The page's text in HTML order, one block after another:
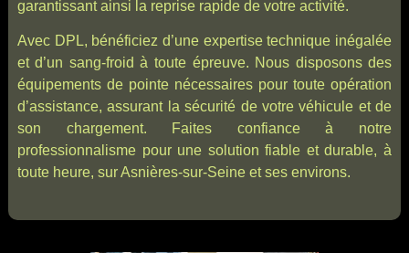
garantissant ainsi la reprise rapide de votre activité.
Avec DPL, bénéficiez d’une expertise technique inégalée
et d’un sang-froid à toute épreuve. Nous disposons des
équipements de pointe nécessaires pour toute opération
d’assistance, assurant la sécurité de votre véhicule et de
son chargement. Faites confiance à notre
professionnalisme pour une solution fiable et durable, à
toute heure, sur Asnières-sur-Seine et ses environs.